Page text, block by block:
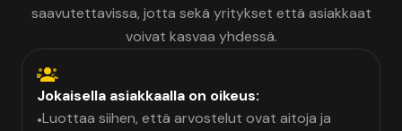
saavutettavissa, jotta sekä yritykset että asiakkaat
voivat kasvaa yhdessä.
Jokaisella asiakkaalla on oikeus:
•Luottaa siihen, että arvostelut ovat aitoja ja